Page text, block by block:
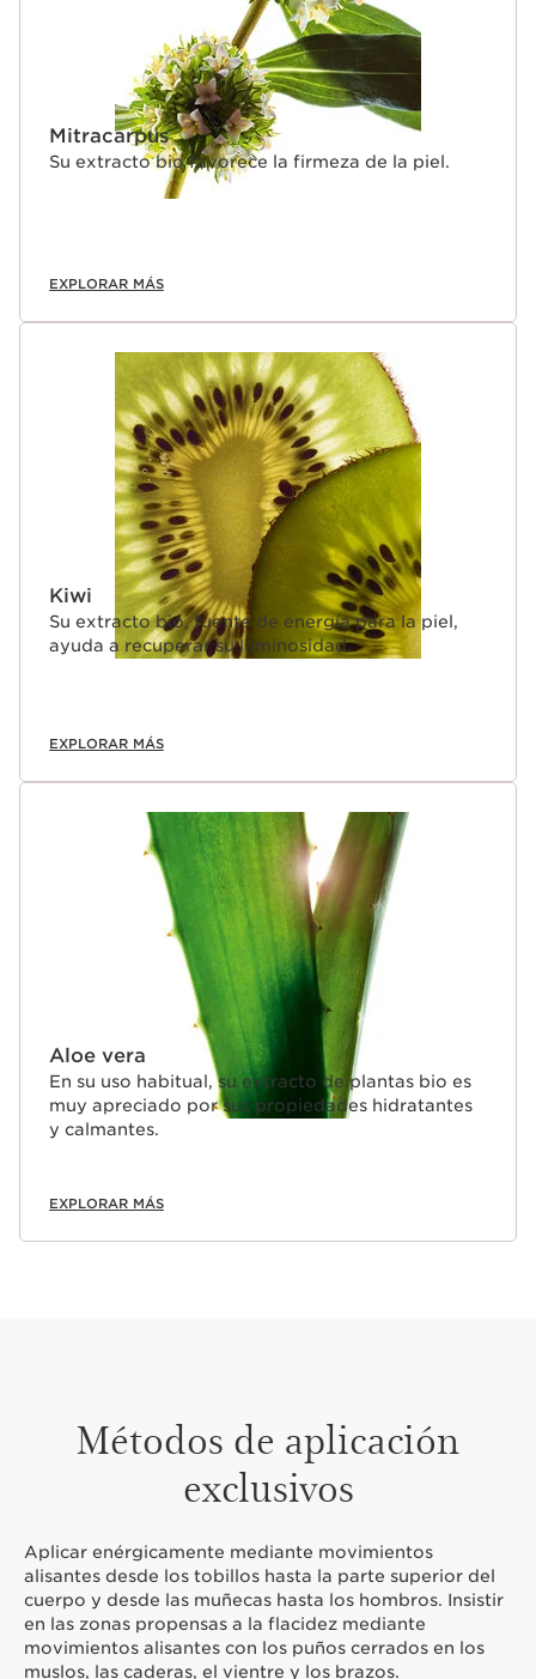
Mitracarpus
Su extracto bio favorece la firmeza de la piel.
EXPLORAR MÁS
Kiwi
Su extracto bio, fuente de energía para la piel,
ayuda a recuperar su luminosidad.
EXPLORAR MÁS
Aloe vera
En su uso habitual, su extracto de plantas bio es
muy apreciado por sus propiedades hidratantes
y calmantes.
EXPLORAR MÁS
Métodos de aplicación
exclusivos
Aplicar enérgicamente mediante movimientos
alisantes desde los tobillos hasta la parte superior del
cuerpo y desde las muñecas hasta los hombros. Insistir
en las zonas propensas a la flacidez mediante
movimientos alisantes con los puños cerrados en los
muslos, las caderas, el vientre y los brazos.